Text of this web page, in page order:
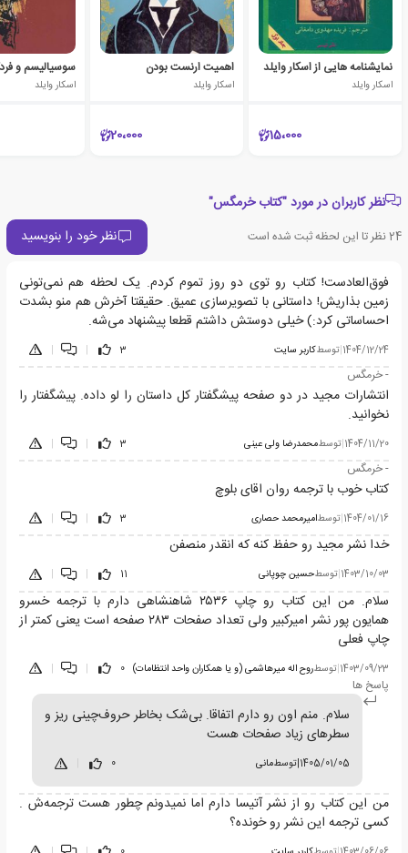
نمایشنامه هایی از اسکار وایلد
اسکار وایلد
15،000
اهمیت ارنست بودن
اسکار وایلد
20،000
سوسیالیسم و
اسکار وایلد
نظر کاربران در مورد "کتاب خرمگس"
24نظر تا این لحظه ثبت شده است نظر خود را بنویسید
فوق‌العادست! کتاب رو توی دو روز تموم کردم. یک لحظه هم نمی‌تونی
زمین بذاریش! داستانی با تصویرسازی عمیق. حقیقتا آخرش هم منو بشدت
احساساتی کرد:) خیلی دوستش داشتم قطعا پیشنهاد می‌شه.
1404/12/24
|توسطکاربر سایت 3
|
|
- خرمگس
انتشارات مجید در دو صفحه پیشگفتار کل داستان را لو داده. پیشگفتار را
نخوانید.
1404/11/20
|توسطمحمدرضا ولی عینی 3
|
|
- خرمگس
کتاب خوب با ترجمه روان اقای بلوچ
1404/01/16
|توسطامیرمحمد حصاری 3
|
|
خدا نشر مجید رو حفظ کنه که انقدر منصفن
1403/10/03
|توسطحسین چوپانی 11
|
|
سلام. من این کتاب رو چاپ ۲۵۳۶ شاهنشاهی دارم با ترجمه خسرو
همایون پور نشر امیرکبیر ولی تعداد صفحات ۲۸۳ صفحه است یعنی کمتر از
چاپ فعلی
1403/09/23
|توسطروح اله میرهاشمی (و یا همکاران واحد انتظامات) 0
|
|
پاسخ ها
سلام. منم اون رو دارم اتفاقا. بی‌شک بخاطر حروف‌چینی ریز و
سطرهای زیاد صفحات هست
1405/01/05
|توسطمانی 0
من این کتاب رو از نشر آتیسا دارم اما نمیدونم چطور هست ترجمه‌ش .
کسی ترجمه این نشر رو خونده؟